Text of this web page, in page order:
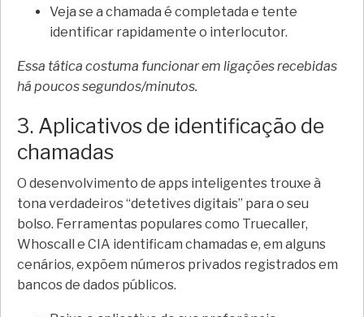
Veja se a chamada é completada e tente
identificar rapidamente o interlocutor.
Essa tática costuma funcionar em ligações recebidas
há poucos segundos/minutos.
3. Aplicativos de identificação de
chamadas
O desenvolvimento de apps inteligentes trouxe à
tona verdadeiros “detetives digitais” para o seu
bolso. Ferramentas populares como Truecaller,
Whoscall e CIA identificam chamadas e, em alguns
cenários, expõem números privados registrados em
bancos de dados públicos.